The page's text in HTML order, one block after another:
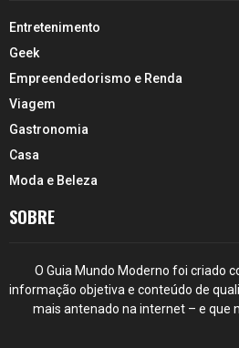
Entretenimento
Geek
Empreendedorismo e Renda
Viagem
Gastronomia
Casa
Moda e Beleza
SOBRE
O Guia Mundo Moderno foi criado
informação objetiva e conteúdo de
mais antenado na internet – e que